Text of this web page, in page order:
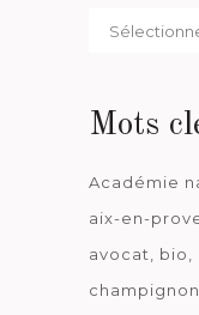
Par
Mots
Académie
aix-en-
avocat
bio